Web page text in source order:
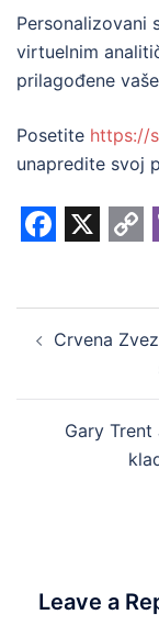
Personalizovani
virtuelnim
prilagođene
Posetite https://
unapredite svoj
navigation
Crvena
Gary
Leave a